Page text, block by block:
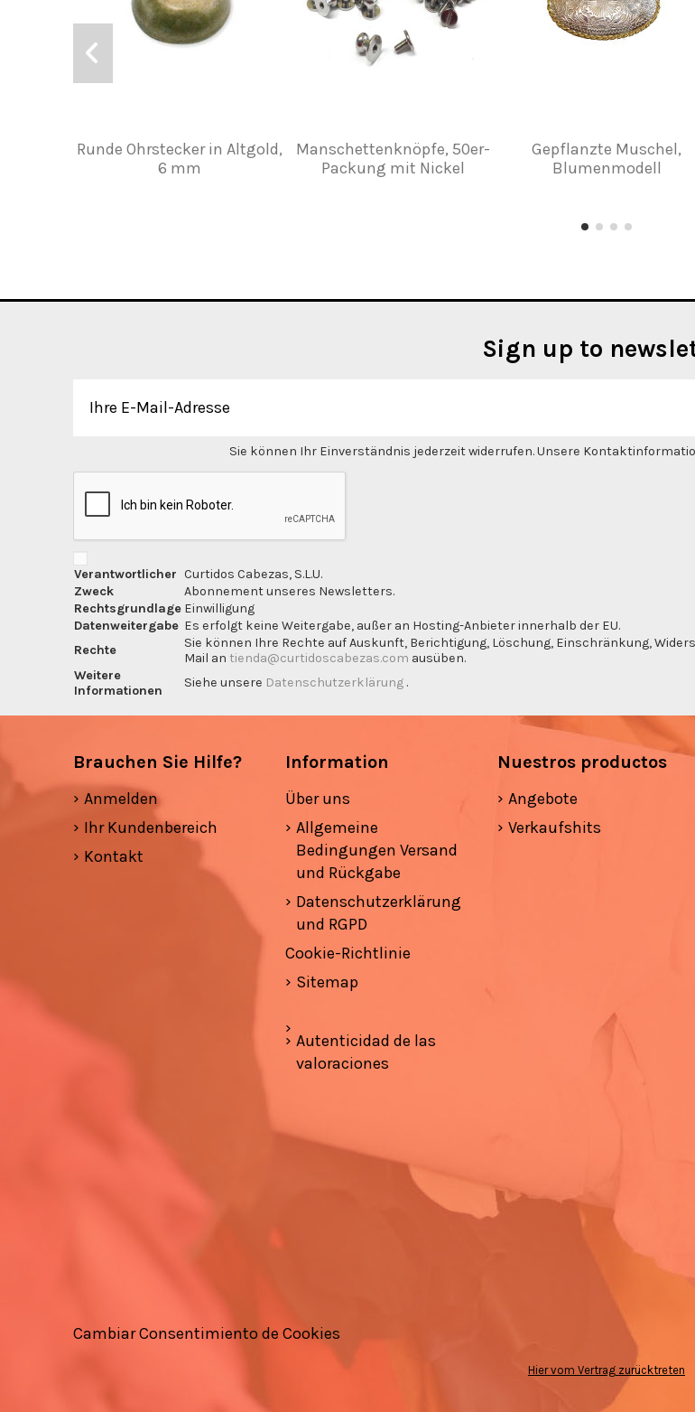
Runde Ohrstecker in Altgold,
6 mm
Manschettenknöpfe, 50er-
Packung mit Nickel
Gepflanzte Muschel,
Blumenmodell
Sign up to
Sie können Ihr Einverständnis jederzeit widerrufen. Unsere
Verantwortlicher Curtidos Cabezas, S.L.U.
Zweck
Abonnement unseres Newsletters.
Rechtsgrundlage Einwilligung
Datenweitergabe Es erfolgt keine Weitergabe, außer an Hosting-Anbieter innerhalb der EU.
Rechte
Sie können Ihre Rechte auf Auskunft, Berichtigung, Löschung, Einschränkung,
Mail an tienda@curtidoscabezas.com ausüben.
Weitere
Informationen
Siehe unsere Datenschutzerklärung .
Brauchen Sie Hilfe?
Anmelden
Ihr Kundenbereich
Kontakt
Information
Über uns
Allgemeine
Bedingungen Versand
und Rückgabe
Datenschutzerklärung
und RGPD
Cookie-Richtlinie
Sitemap
Autenticidad de las
valoraciones
Nuestros productos
Angebote
Verkaufshits
Cambiar Consentimiento de Cookies
Hier vom Vertrag zurücktreten